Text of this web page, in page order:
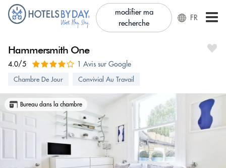
modifier ma
recherche
FR
Hammersmith One
4.0/5 1 Avis sur Google
Chambre De Jour Convivial Au Travail
Bureau dans la chambre